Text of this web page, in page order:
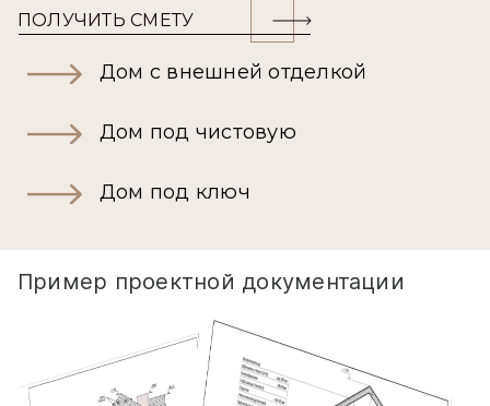
ПОЛУЧИТЬ СМЕТУ
Дом с внешней отделкой
Дом под чистовую
Дом под ключ
Пример проектной документации